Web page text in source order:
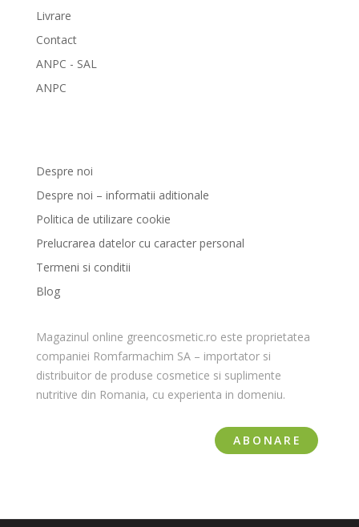
Livrare
Contact
ANPC - SAL
ANPC
Despre noi
Despre noi – informatii aditionale
Politica de utilizare cookie
Prelucrarea datelor cu caracter personal
Termeni si conditii
Blog
Magazinul online greencosmetic.ro este proprietatea
companiei Romfarmachim SA – importator si
distribuitor de produse cosmetice si suplimente
nutritive din Romania, cu experienta in domeniu.
ABONARE